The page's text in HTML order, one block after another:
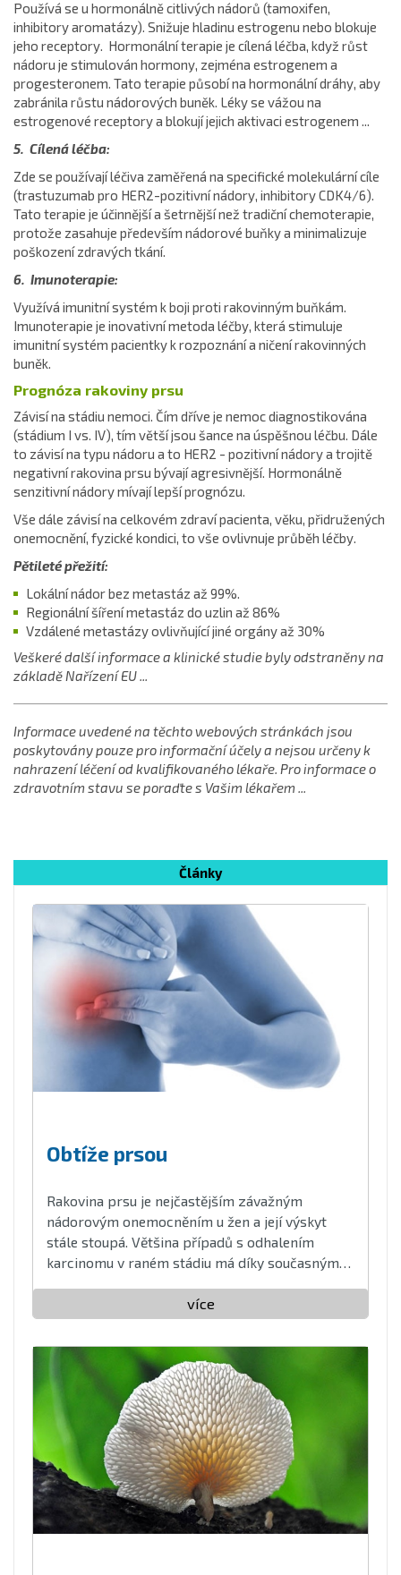
Používá se u hormonálně citlivých nádorů (tamoxifen,
inhibitory aromatázy). Snižuje hladinu estrogenu nebo blokuje
jeho receptory. Hormonální terapie je cílená léčba, když růst
nádoru je stimulován hormony, zejména estrogenem a
progesteronem. Tato terapie působí na hormonální dráhy, aby
zabránila růstu nádorových buněk. Léky se vážou na
estrogenové receptory a blokují jejich aktivaci estrogenem ...
5. Cílená léčba:
Zde se používají léčiva zaměřená na specifické molekulární cíle
(trastuzumab pro HER2-pozitivní nádory, inhibitory CDK4/6).
Tato terapie je účinnější a šetrnější než tradiční chemoterapie,
protože zasahuje především nádorové buňky a minimalizuje
poškození zdravých tkání.
6. Imunoterapie:
Využívá imunitní systém k boji proti rakovinným buňkám.
Imunoterapie je inovativní metoda léčby, která stimuluje
imunitní systém pacientky k rozpoznání a ničení rakovinných
buněk.
Prognóza rakoviny prsu
Závisí na stádiu nemoci. Čím dříve je nemoc diagnostikována
(stádium I vs. IV), tím větší jsou šance na úspěšnou léčbu. Dále
to závisí na typu nádoru a to HER2 - pozitivní nádory a trojitě
negativní rakovina prsu bývají agresivnější. Hormonálně
senzitivní nádory mívají lepší prognózu.
Vše dále závisí na celkovém zdraví pacienta, věku, přidružených
onemocnění, fyzické kondici, to vše ovlivnuje průběh léčby.
Pětileté přežití:
Lokální nádor bez metastáz až 99%.
Regionální šíření metastáz do uzlin až 86%
Vzdálené metastázy ovlivňující jiné orgány až 30%
Veškeré další informace a klinické studie byly odstraněny na
základě Nařízení EU ...
Informace uvedené na těchto webových stránkách jsou
poskytovány pouze pro informační účely a nejsou určeny k
nahrazení léčení od kvalifikovaného lékaře. Pro informace o
zdravotním stavu se poraďte s Vašim lékařem ...
Články
Obtíže prsou
Rakovina prsu je nejčastějším závažným
nádorovým onemocněním u žen a její výskyt
stále stoupá. Většina případů s odhalením
karcinomu v raném stádiu má díky současným
vyléčení, proto je u rakoviny prsu včasná
diagnostika naprosto stěžejní ...
více